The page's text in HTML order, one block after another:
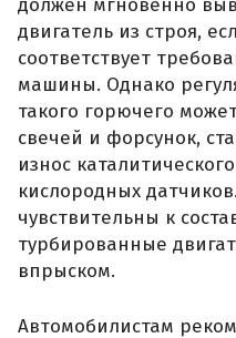
должен мгновенно
двигатель из строя,
соответствует
машины. Однако
такого горючего
свечей и форсунок,
износ
кислородных
чувствительны к
турбированные
впрыском.
Автомобилистам